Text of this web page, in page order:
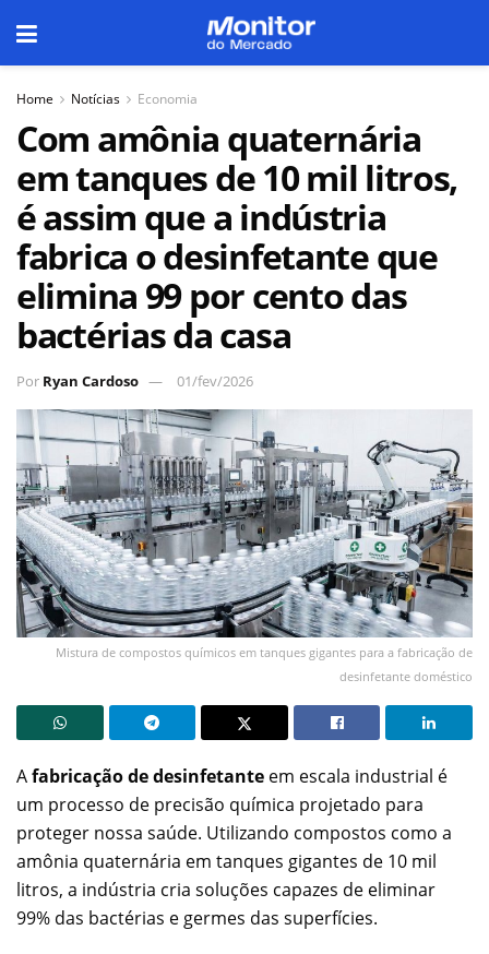
Home Notícias Economia
Com amônia quaternária
em tanques de 10 mil litros,
é assim que a indústria
fabrica o desinfetante que
elimina 99 por cento das
bactérias da casa
Por Ryan Cardoso 01/fev/2026
Mistura de compostos químicos em tanques gigantes para a fabricação de
desinfetante doméstico
Afabricação de desinfetante em escala industrial é
um processo de precisão química projetado para
proteger nossa saúde. Utilizando compostos como a
amônia quaternária em tanques gigantes de 10 mil
litros, a indústria cria soluções capazes de eliminar
99% das bactérias e germes das superfícies.